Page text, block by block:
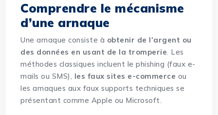
Comprendre le mécanisme
d’une arnaque
Une arnaque consiste à obtenir de l’argent ou
des données en usant de la tromperie. Les
méthodes classiques incluent le phishing (faux e-
mails ou SMS), les faux sites e-commerce ou
les arnaques aux faux supports techniques se
présentant comme Apple ou Microsoft.